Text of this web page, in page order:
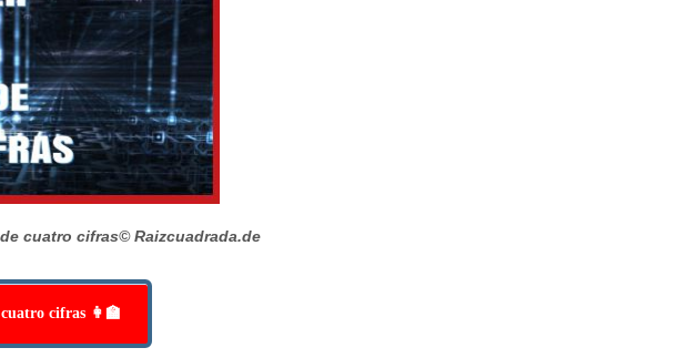
cuatro cifras© Raizcuadrada.de
cifras 👩‍🏫